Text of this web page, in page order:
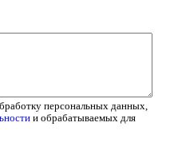
персональных данных,
и обрабатываемых для